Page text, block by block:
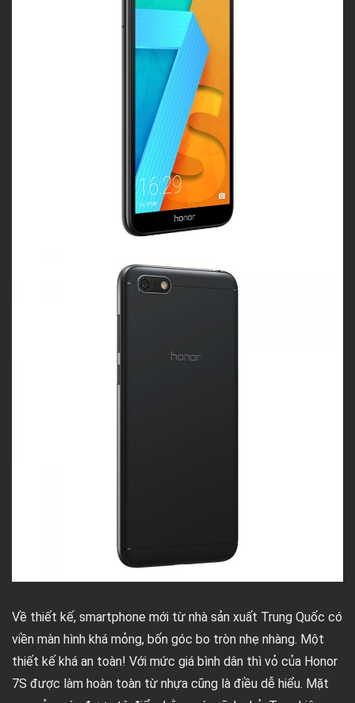
Về thiết kế, smartphone mới từ nhà sản xuất Trung Quốc có
viền màn hình khá mỏng, bốn góc bo tròn nhẹ nhàng. Một
thiết kế khá an toàn! Với mức giá bình dân thì vỏ của Honor
7S được làm hoàn toàn từ nhựa cũng là điều dễ hiểu. Mặt